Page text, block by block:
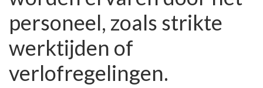
personeel, zoals strikte
werktijden of
verlofregelingen.